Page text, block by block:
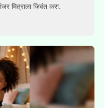
मित्राला जिवंत करा.